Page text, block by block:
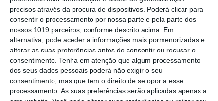
precisos através da procura de dispositivos. Poderá clicar para
consentir o processamento por nossa parte e pela parte dos
nossos 1019 parceiros, conforme descrito acima. Em
alternativa, pode aceder a informações mais pormenorizadas e
alterar as suas preferências antes de consentir ou recusar o
consentimento. Tenha em atenção que algum processamento
dos seus dados pessoais poderá não exigir o seu
consentimento, mas que tem o direito de se opor a esse
processamento. As suas preferências serão aplicadas apenas a
em perfis e algoritmos pode impactar
seriamente os direitos e liberdades dos titulares
que, inocentemente e inesperadamente, veem o
seu nome associado a algo negativo com danos
na sua imagem e reputação" - a opinião de Elsa
Veloso, advogada especialista em Privacidade e
Proteção de dados, e fundadora e CEO da DPO
Consulting